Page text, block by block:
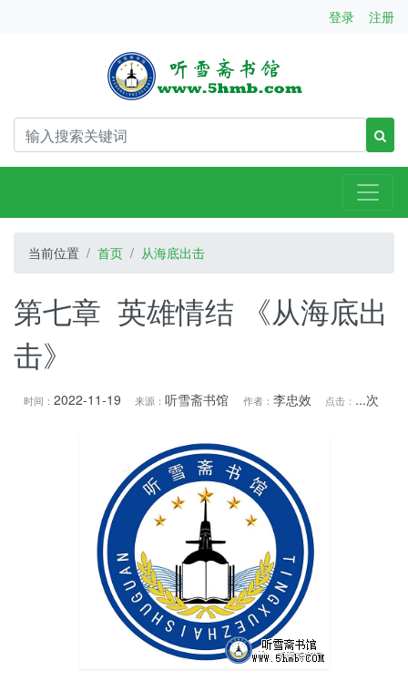
登录 注册
当前位置 首页 从海底出击
第七章 英雄情结 《从海底出
击》
时间：2022-11-19 来源：听雪斋书馆 作者： 李忠效 点击： ...次